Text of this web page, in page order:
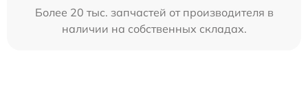
Более 20 тыс. запчастей от производителя в
наличии на собственных складах.